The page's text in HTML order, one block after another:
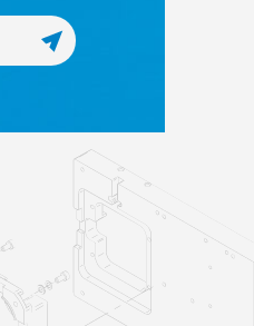
Registrar meu email